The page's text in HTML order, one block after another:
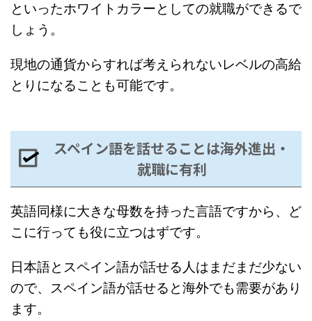
といったホワイトカラーとしての就職ができるで
しょう。
現地の通貨からすれば考えられないレベルの高給
とりになることも可能です。
スペイン語を話せることは海外進出・
就職に有利
英語同様に大きな母数を持った言語ですから、ど
こに行っても役に立つはずです。
日本語とスペイン語が話せる人はまだまだ少ない
ので、スペイン語が話せると海外でも需要があり
ます。